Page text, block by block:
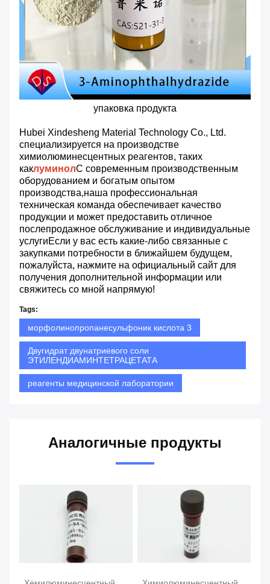
упаковка продукта
Hubei Xindesheng Material Technology Co., Ltd.
специализируется на производстве
химиолюминесцентных реагентов, таких
каклуминолС современным производственным
оборудованием и богатым опытом
производства,наша профессиональная
техническая команда обеспечивает качество
продукции и может предоставить отличное
послепродажное обслуживание и индивидуальные
услугиЕсли у вас есть какие-либо связанные с
закупками потребности в ближайшем будущем,
пожалуйста, нажмите на официальный сайт для
получения дополнительной информации или
свяжитесь со мной напрямую!
Tags:
морфолинопропанесульфоник кислота 3
Двугидрат двунатриевого соли
ЭТИЛЕНДИАМИНТЕТРАЦЕТАТА
реагенты медицинской лаборатории
Аналогичные продукты